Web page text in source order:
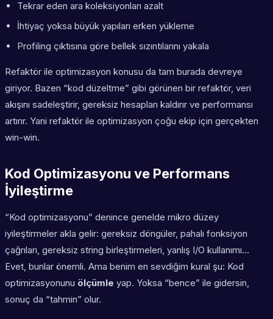
Tekrar eden ara koleksiyonları azalt
İhtiyaç yoksa büyük yapıları erken yükleme
Profiling çıktısına göre bellek sızıntılarını yakala
Refaktör ile optimizasyon konusu da tam burada devreye
giriyor. Bazen “kod düzeltme” gibi görünen bir refaktör, veri
akışını sadeleştirir, gereksiz hesapları kaldırır ve performansı
artırır. Yani refaktör ile optimizasyon çoğu ekip için gerçekten
win-win.
Kod Optimizasyonu ve Performans
İyileştirme
“Kod optimizasyonu” denince genelde mikro düzey
iyileştirmeler akla gelir: gereksiz döngüler, pahalı fonksiyon
çağrıları, gereksiz string birleştirmeleri, yanlış I/O kullanımı…
Evet, bunlar önemli. Ama benim en sevdiğim kural şu: Kod
optimizasyonunu ölçümle yap. Yoksa “bence” ile gidersin,
sonuç da “tahmin” olur.